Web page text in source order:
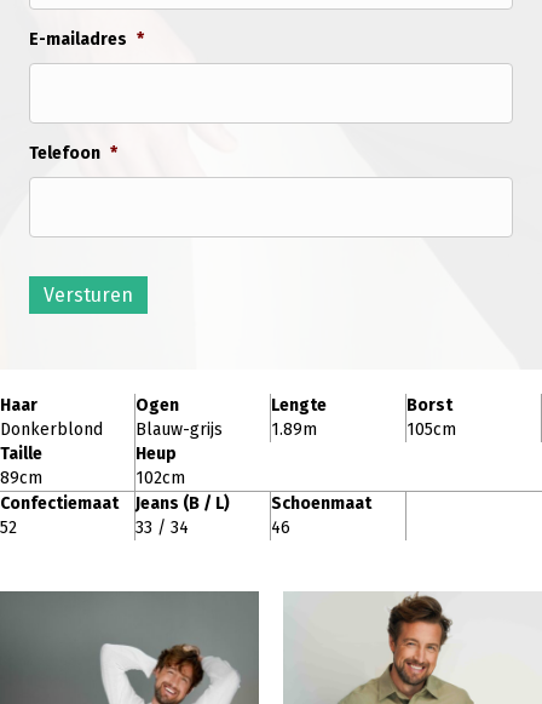
E-mailadres *
Telefoon *
Versturen
Haar
Donkerblond
Ogen
Blauw-grijs
Lengte
1.89m
Borst
105cm
Taille
89cm
Heup
102cm
Confectiemaat
52
Jeans (B / L)
33 / 34
Schoenmaat
46